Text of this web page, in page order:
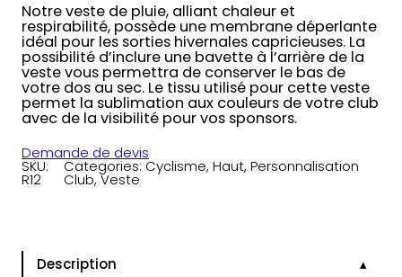
Notre veste de pluie, alliant chaleur et
respirabilité, possède une membrane déperlante
idéal pour les sorties hivernales capricieuses. La
possibilité d’inclure une bavette à l’arrière de la
veste vous permettra de conserver le bas de
votre dos au sec. Le tissu utilisé pour cette veste
permet la sublimation aux couleurs de votre club
avec de la visibilité pour vos sponsors.
Demande de devis
SKU:
R12
Categories:Cyclisme, Haut, Personnalisation
Club, Veste
Description